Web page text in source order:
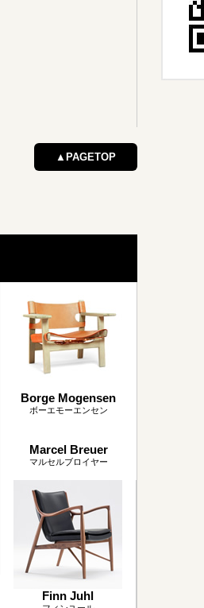
▲PAGETOP
Borge Mogensen
ボーエモーエンセン
Marcel Breuer
マルセルブロイヤー
Finn Juhl
■
つ
弊